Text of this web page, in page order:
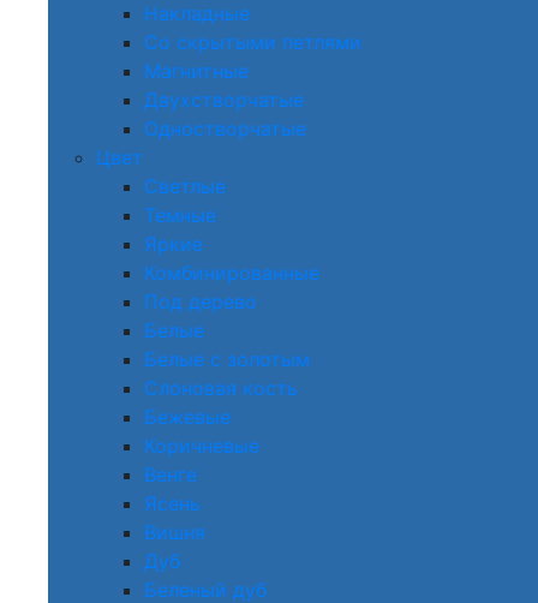
Накладные
Со скрытыми петлями
Магнитные
Двухстворчатые
Одностворчатые
Цвет
Светлые
Темные
Яркие
Комбинированные
Под дерево
Белые
Белые с золотым
Слоновая кость
Бежевые
Коричневые
Венге
Ясень
Вишня
Дуб
Беленый дуб